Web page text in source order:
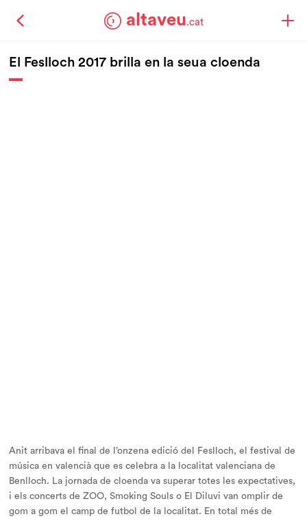
altaveu.cat
El Feslloch 2017 brilla en la seua cloenda
Anit arribava el final de l’onzena edició del Feslloch, el festival de
música en valencià que es celebra a la localitat valenciana de
Benlloch. La jornada de cloenda va superar totes les expectatives,
i els concerts de ZOO, Smoking Souls o El Diluvi van omplir de
gom a gom el camp de futbol de la localitat. En total més de